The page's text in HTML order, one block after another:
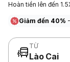
Hoàn tiền lên đến
Giảm đến 40%
TỪ
Lào Cai